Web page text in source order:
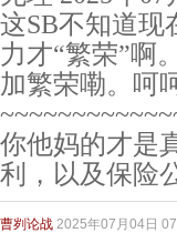
这SB不知道现
力才“繁荣”啊
加繁荣嘞。呵
你他妈的才是
利，以及保险
曹刿论战 2025年07月04日